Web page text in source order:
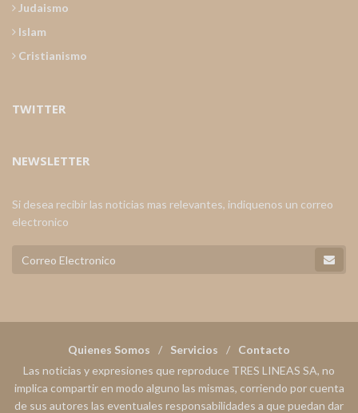
Judaismo
Islam
Cristianismo
TWITTER
NEWSLETTER
Si desea recibir las noticias mas relevantes, indiquenos un correo
electronico
Quienes Somos Servicios
Contacto
Las noticias y expresiones que reproduce TRES LINEAS SA, no
implica compartir en modo alguno las mismas, corriendo por cuenta
de sus autores las eventuales responsabilidades a que puedan dar